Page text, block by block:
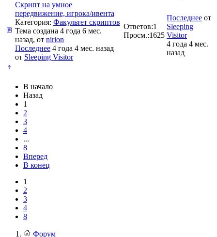
Скрипт на умное
передвижение, игрока/ивента
Категория: Факультет скриптов
Тема создана 4 года 6 мес.
назад, от nirion
Последнее 4 года 4 мес. назад
от Sleeping Visitor
Ответов:1
Просм.:1625
Последнее от
Sleeping
Visitor
4 года 4 мес.
назад
В начало
Назад
1
2
3
4
...
8
Вперед
В конец
1
2
3
4
8
Форум